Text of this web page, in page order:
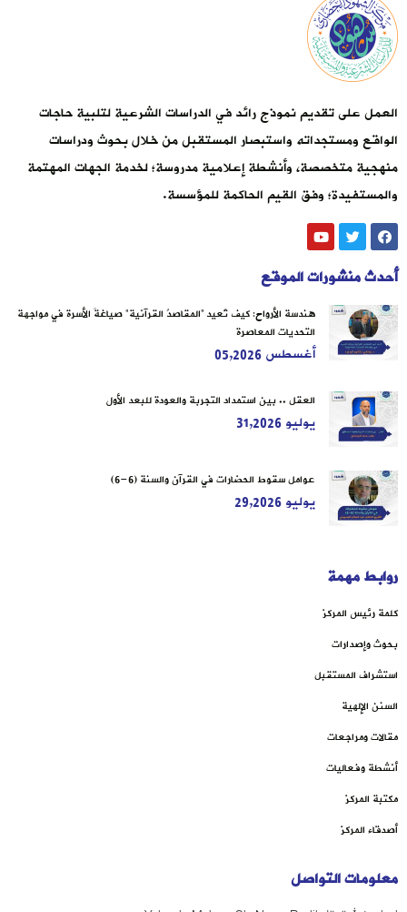
العمل على تقديم نموذج رائد في الدراسات الشرعية لتلبية حاجات
الواقع ومستجداته واستبصار المستقبل من خلال بحوث ودراسات
منهجية متخصصة، وأنشطة إعلامية مدروسة؛ لخدمة الجهات المهتمة
والمستفيدة؛ وفق القيم الحاكمة للمؤسسة.
أحدث منشورات الموقع
هندسة الأرواح: كيف تُعيد “المقاصدُ القرآنية” صياغةَ الأسرة في مواجهة
التحديات المعاصرة
أغسطس 05,2026
العقل .. بين استمداد التجربة والعودة للبعد الأول
يوليو 31,2026
عوامل سقوط الحضارات في القرآن والسنة (6-6)
يوليو 29,2026
روابط مهمة
كلمة رئيس المركز
بحوث وإصدارات
استشراف المستقبل
السنن الإلهية
مقالات ومراجعات
أنشطة وفعاليات
مكتبة المركز
أصدقاء المركز
معلومات التواصل